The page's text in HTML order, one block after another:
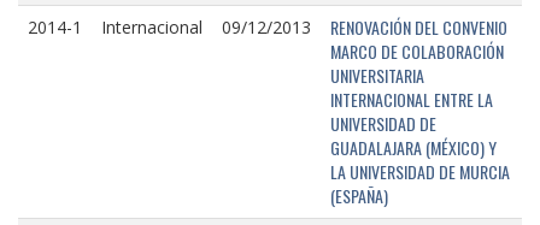
2014-1 Internacional 09/12/2013
RENOVACIÓN DEL CONVENIO
MARCO DE COLABORACIÓN
UNIVERSITARIA
INTERNACIONAL ENTRE LA
UNIVERSIDAD DE
GUADALAJARA (MÉXICO) Y
LA UNIVERSIDAD DE MURCIA
(ESPAÑA)